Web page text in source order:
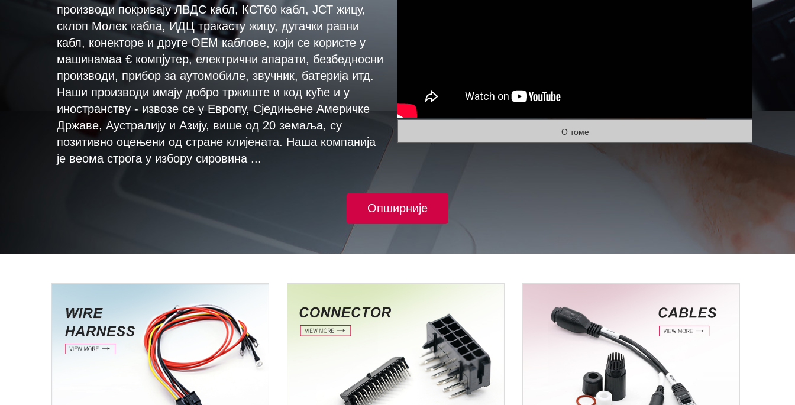
производи покривају ЛВДС кабл, КСТ60 кабл, ЈСТ жицу,
склоп Молек кабла, ИДЦ тракасту жицу, дугачки равни
кабл, конекторе и друге ОЕМ каблове, који се користе у
машинамаа € компјутер, електрични апарати, безбедносни
производи, прибор за аутомобиле, звучник, батерија итд.
Наши производи имају добро тржиште и код куће и у
иностранству - извозе се у Европу, Сједињене Америчке
Државе, Аустралију и Азију, више од 20 земаља, су
позитивно оцењени од стране клијената. Наша компанија
је веома строга у избору сировина ...
О томе
Опширније
ВИРЕ ХАРНЕСС ЦОННЕЦТОР ЦАБЛЕС